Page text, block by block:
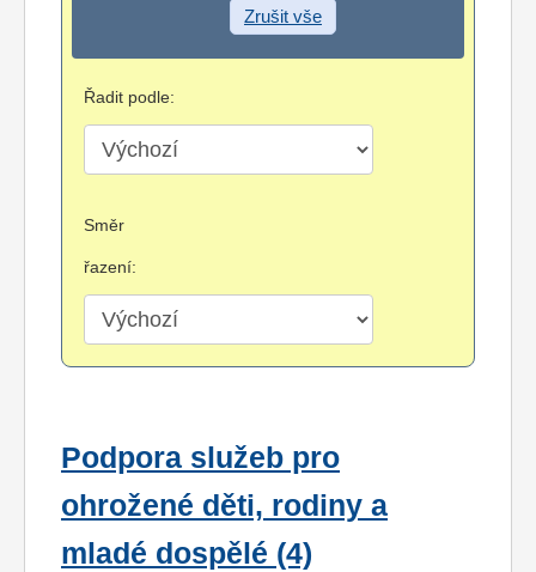
Zrušit vše
Řadit podle:
Směr
řazení:
Podpora služeb pro
ohrožené děti, rodiny a
mladé dospělé (4)